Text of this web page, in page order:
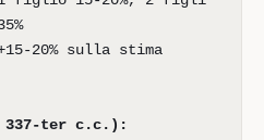
20% sulla stima
ter c.c.):